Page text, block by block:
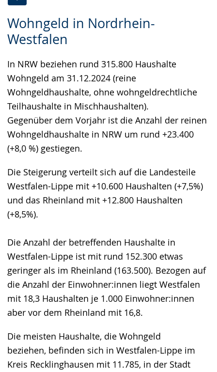
Wohngeld in Nordrhein-
Westfalen
In NRW beziehen rund 315.800 Haushalte
Wohngeld am 31.12.2024 (reine
Wohngeldhaushalte, ohne wohngeldrechtliche
Teilhaushalte in Mischhaushalten).
Gegenüber dem Vorjahr ist die Anzahl der reinen
Wohngeldhaushalte in NRW um rund +23.400
(+8,0 %) gestiegen.
Die Steigerung verteilt sich auf die Landesteile
Westfalen-Lippe mit +10.600 Haushalten (+7,5%)
und das Rheinland mit +12.800 Haushalten
(+8,5%).
Die Anzahl der betreffenden Haushalte in
Westfalen-Lippe ist mit rund 152.300 etwas
geringer als im Rheinland (163.500). Bezogen auf
die Anzahl der Einwohner:innen liegt Westfalen
mit 18,3 Haushalten je 1.000 Einwohner:innen
aber vor dem Rheinland mit 16,8.
Die meisten Haushalte, die Wohngeld
beziehen, befinden sich in Westfalen-Lippe im
Kreis Recklinghausen mit 11.785, in der Stadt
Leichten
Sprache
Audio-
Unterstützung.
Video
in
Gebärdensprache
wird
angezeigt.